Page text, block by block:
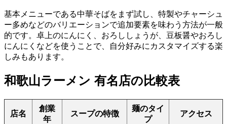
基本メニューである中華そばをまず試し、特製やチャーシュ
ー多めなどのバリエーションで追加要素を味わう方法が一般
的です。卓上のにんにく、おろししょうが、豆板醤やおろし
にんにくなどを使うことで、自分好みにカスタマイズする楽
しみもあります。
和歌山ラーメン 有名店の比較表
店名
創業
年
スープの特徴
麺のタイ
プ
アクセス